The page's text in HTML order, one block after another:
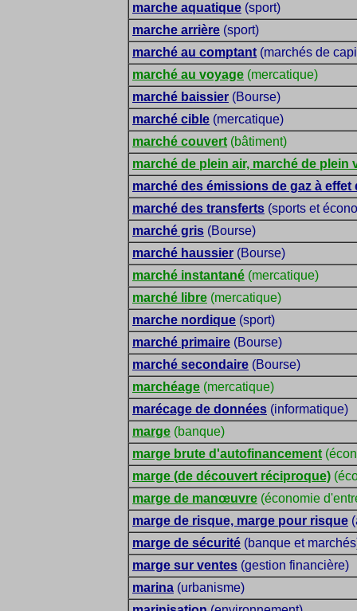
marche aquatique (sport)
marche arrière (sport)
marché au comptant (marchés de
marché au voyage (mercatique)
marché baissier (Bourse)
marché cible (mercatique)
marché couvert (bâtiment)
marché de plein air, marché de plein
marché des émissions de gaz à effet
marché des transferts (sports et
marché gris (Bourse)
marché haussier (Bourse)
marché instantané (mercatique)
marché libre (mercatique)
marche nordique (sport)
marché primaire (Bourse)
marché secondaire (Bourse)
marchéage (mercatique)
marécage de données (informatique)
marge (banque)
marge brute d'autofinancement
marge (de découvert réciproque)
marge de manœuvre (économie
marge de risque, marge pour risque
marge de sécurité (banque et
marge sur ventes (gestion financière)
marina (urbanisme)